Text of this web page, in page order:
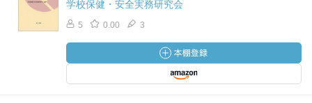
学校保健・安全実務研究会
5 0.00 3